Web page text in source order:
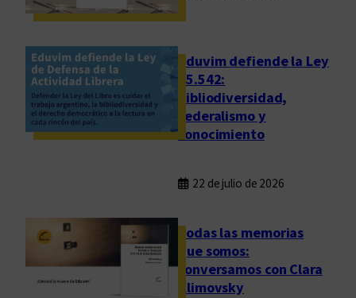
m
r
g
e
n
e
Eduvim defiende la Ley
25.542:
bibliodiversidad,
federalismo y
conocimiento
22 de julio de 2026
Todas las memorias
que somos:
conversamos con Clara
Klimovsky